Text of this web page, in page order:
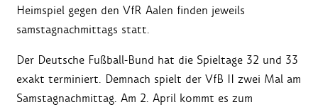
Heimspiel gegen den VfR Aalen finden jeweils
samstagnachmittags statt.
Der Deutsche Fußball-Bund hat die Spieltage 32 und 33
exakt terminiert. Demnach spielt der VfB II zwei Mal am
Samstagnachmittag. Am 2. April kommt es zum